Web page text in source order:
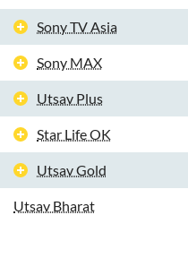
Sony TV Asia
Sony MAX
Utsav Plus
Star Life OK
Utsav Gold
Utsav Bharat